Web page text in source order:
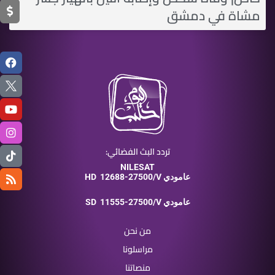
مشاة في دمشق
تردد البث الفضائي:
NILESAT
HD
12688-27500/V عامودي
SD 11555-27500/V عامودي
من نحن
مراسلونا
منصاتنا